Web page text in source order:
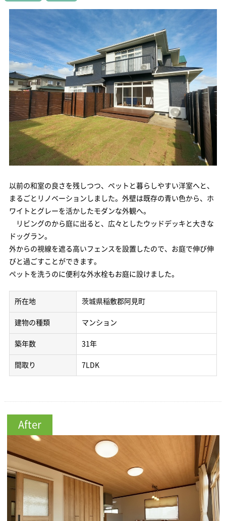
以前の和室の良さを残しつつ、ペットと暮らしやすい洋室へと、
まるごとリノベーションしました。外壁は既存の青い色から、ホ
ワイトとグレーを活かしたモダンな外観へ。
リビングのから庭に出ると、広々としたウッドデッキと大きな
ドッグラン。
外からの視線を遮る高いフェンスを設置したので、お庭で伸び伸
びと過ごすことができます。
ペットを洗うのに便利な外水栓もお庭に設けました。
所在地 茨城県稲敷郡阿見町
建物の種類 マンション
築年数 31年
間取り 7LDK
After